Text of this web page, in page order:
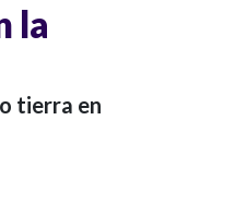
la
tierra en